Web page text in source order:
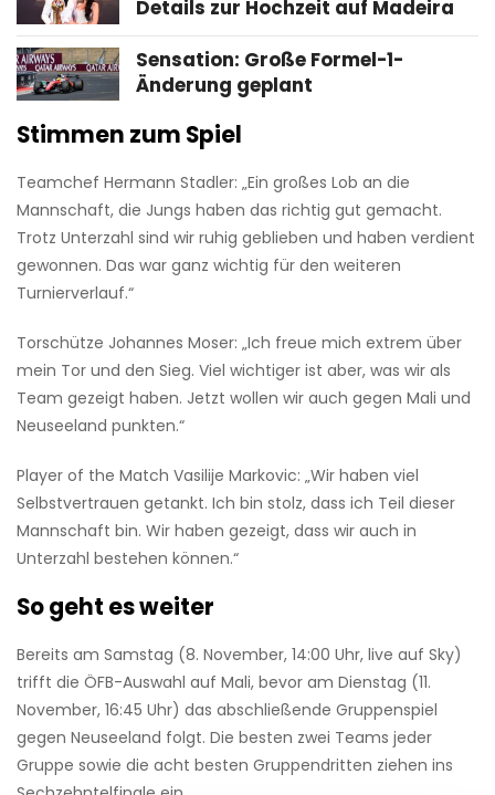
Details zur Hochzeit auf Madeira
Sensation: Große Formel-1-
Änderung geplant
Stimmen zum Spiel
Teamchef Hermann Stadler: „Ein großes Lob an die
Mannschaft, die Jungs haben das richtig gut gemacht.
Trotz Unterzahl sind wir ruhig geblieben und haben verdient
gewonnen. Das war ganz wichtig für den weiteren
Turnierverlauf.“
Torschütze Johannes Moser: „Ich freue mich extrem über
mein Tor und den Sieg. Viel wichtiger ist aber, was wir als
Team gezeigt haben. Jetzt wollen wir auch gegen Mali und
Neuseeland punkten.“
Player of the Match Vasilije Markovic: „Wir haben viel
Selbstvertrauen getankt. Ich bin stolz, dass ich Teil dieser
Mannschaft bin. Wir haben gezeigt, dass wir auch in
Unterzahl bestehen können.“
So geht es weiter
Bereits am Samstag (8. November, 14:00 Uhr, live auf Sky)
trifft die ÖFB-Auswahl auf Mali, bevor am Dienstag (11.
November, 16:45 Uhr) das abschließende Gruppenspiel
gegen Neuseeland folgt. Die besten zwei Teams jeder
Gruppe sowie die acht besten Gruppendritten ziehen ins